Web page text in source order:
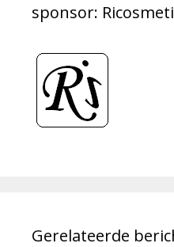
sponsor:
Gerelateerde